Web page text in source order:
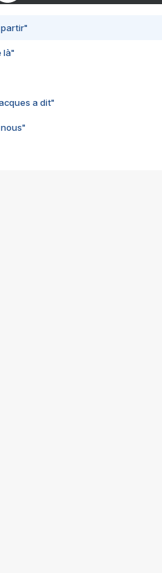
partir"
là"
a dit"